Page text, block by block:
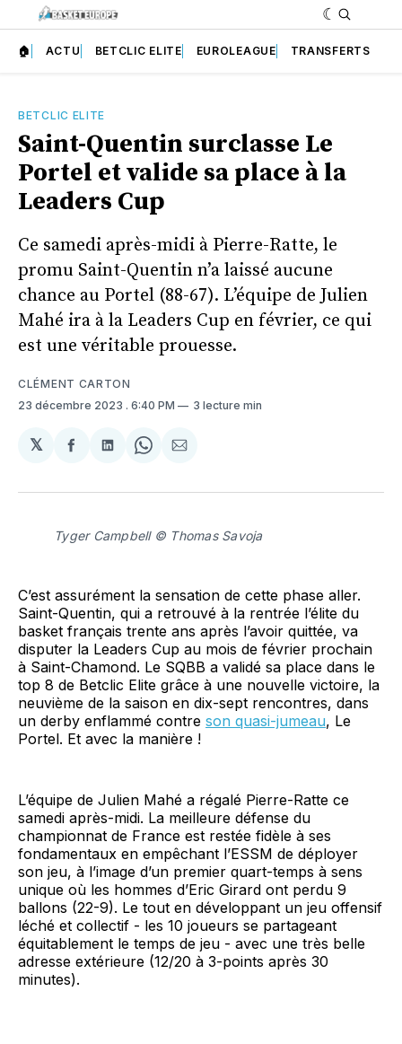
🏠 ACTU BETCLIC ELITE EUROLEAGUE TRANSFERTS
BETCLIC ELITE
Saint-Quentin surclasse Le
Portel et valide sa place à la
Leaders Cup
Ce samedi après-midi à Pierre-Ratte, le
promu Saint-Quentin n’a laissé aucune
chance au Portel (88-67). L’équipe de Julien
Mahé ira à la Leaders Cup en février, ce qui
est une véritable prouesse.
CLÉMENT CARTON
23 décembre 2023 . 6:40 PM 3 lecture min
𝕏
Partager
Facebook
Partager
LinkedIn
Share
WhatsApp
Partager
Courriel
Tyger Campbell © Thomas Savoja
C’est assurément la sensation de cette phase aller.
Saint-Quentin, qui a retrouvé à la rentrée l’élite du
basket français trente ans après l’avoir quittée, va
disputer la Leaders Cup au mois de février prochain
à Saint-Chamond. Le SQBB a validé sa place dans le
top 8 de Betclic Elite grâce à une nouvelle victoire, la
neuvième de la saison en dix-sept rencontres, dans
un derby enflammé contre son quasi-jumeau, Le
Portel. Et avec la manière !
L’équipe de Julien Mahé a régalé Pierre-Ratte ce
samedi après-midi. La meilleure défense du
championnat de France est restée fidèle à ses
fondamentaux en empêchant l’ESSM de déployer
son jeu, à l’image d’un premier quart-temps à sens
unique où les hommes d’Eric Girard ont perdu 9
ballons (22-9). Le tout en développant un jeu offensif
léché et collectif - les 10 joueurs se partageant
équitablement le temps de jeu - avec une très belle
adresse extérieure (12/20 à 3-points après 30
minutes).